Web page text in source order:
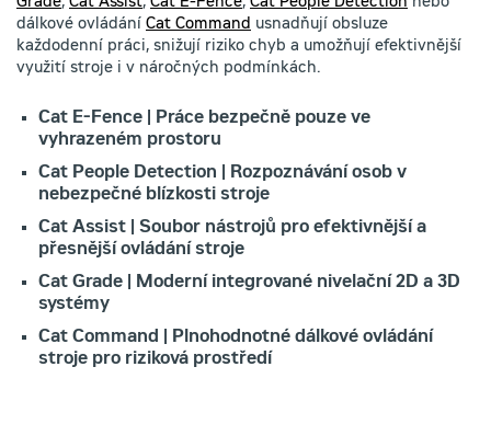
Grade, Cat Assist, Cat E-Fence, Cat People Detection nebo
dálkové ovládání Cat Command usnadňují obsluze
každodenní práci, snižují riziko chyb a umožňují efektivnější
využití stroje i v náročných podmínkách.
Cat E-Fence | Práce bezpečně pouze ve
vyhrazeném prostoru
Cat People Detection | Rozpoznávání osob v
nebezpečné blízkosti stroje
Cat Assist | Soubor nástrojů pro efektivnější a
přesnější ovládání stroje
Cat Grade | Moderní integrované nivelační 2D a 3D
systémy
Cat Command | Plnohodnotné dálkové ovládání
stroje pro riziková prostředí